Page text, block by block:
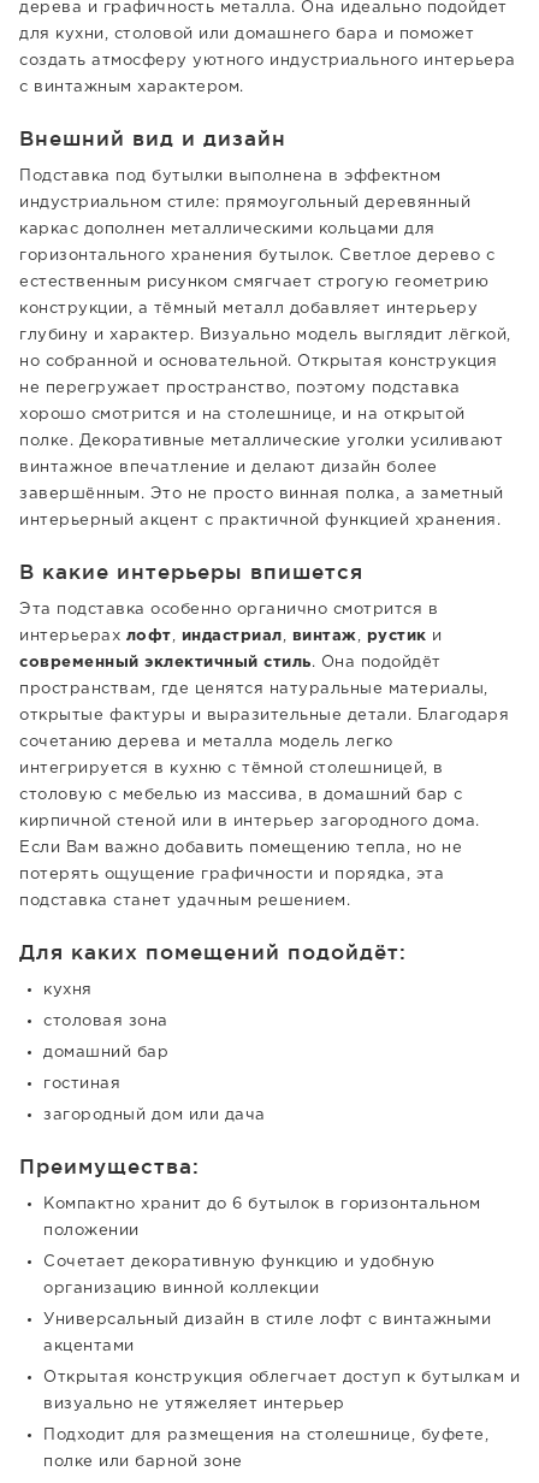
дерева и графичность металла. Она идеально подойдет
для кухни, столовой или домашнего бара и поможет
создать атмосферу уютного индустриального интерьера
с винтажным характером.
Внешний вид и дизайн
Подставка под бутылки выполнена в эффектном
индустриальном стиле: прямоугольный деревянный
каркас дополнен металлическими кольцами для
горизонтального хранения бутылок. Светлое дерево с
естественным рисунком смягчает строгую геометрию
конструкции, а тёмный металл добавляет интерьеру
глубину и характер. Визуально модель выглядит лёгкой,
но собранной и основательной. Открытая конструкция
не перегружает пространство, поэтому подставка
хорошо смотрится и на столешнице, и на открытой
полке. Декоративные металлические уголки усиливают
винтажное впечатление и делают дизайн более
завершённым. Это не просто винная полка, а заметный
интерьерный акцент с практичной функцией хранения.
В какие интерьеры впишется
Эта подставка особенно органично смотрится в
интерьерах лофт индастриал винтаж рустик и
современный эклектичный стиль. Она подойдёт
пространствам, где ценятся натуральные материалы,
открытые фактуры и выразительные детали. Благодаря
сочетанию дерева и металла модель легко
интегрируется в кухню с тёмной столешницей, в
столовую с мебелью из массива, в домашний бар с
кирпичной стеной или в интерьер загородного дома.
Если Вам важно добавить помещению тепла, но не
потерять ощущение графичности и порядка, эта
подставка станет удачным решением.
Для каких помещений подойдёт:
кухня
столовая зона
домашний бар
гостиная
загородный дом или дача
Преимущества:
Компактно хранит до 6 бутылок в горизонтальном
положении
Сочетает декоративную функцию и удобную
организацию винной коллекции
Универсальный дизайн в стиле лофт с винтажными
акцентами
Открытая конструкция облегчает доступ к бутылкам и
визуально не утяжеляет интерьер
Подходит для размещения на столешнице, буфете,
полке или барной зоне